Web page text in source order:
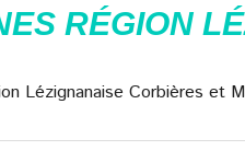
RÉGION
Lézignanaise Corbières et